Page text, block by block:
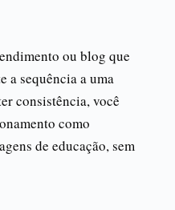
ou blog que
a sequência a uma
consistência, você
como
de educação, sem